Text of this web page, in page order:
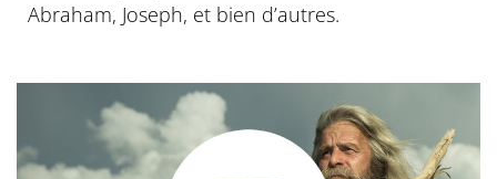
Abraham, Joseph, et bien d’autres.